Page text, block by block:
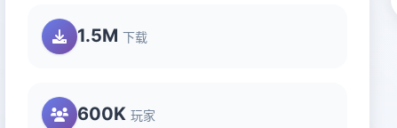
1.5M 下载
600K 玩家